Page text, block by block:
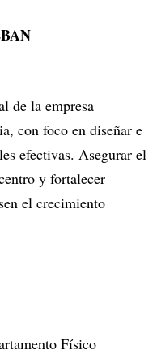
de la empresa
con foco en diseñar e
efectivas. Asegurar el
y fortalecer
el crecimiento
Físico